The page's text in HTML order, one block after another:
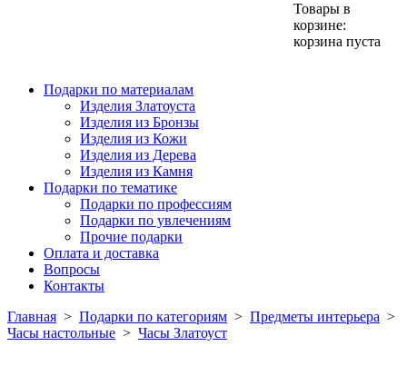
Товары в
корзине:
корзина пуста
Подарки по материалам
Изделия Златоуста
Изделия из Бронзы
Изделия из Кожи
Изделия из Дерева
Изделия из Камня
Подарки по тематике
Подарки по профессиям
Подарки по увлечениям
Прочие подарки
Оплата и доставка
Вопросы
Контакты
Главная > Подарки по категориям > Предметы интерьера >
Часы настольные > Часы Златоуст